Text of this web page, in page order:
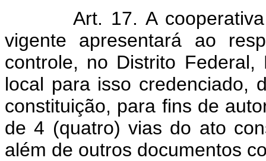
Art. 17. A
vigente apresentará ao
controle, no Distrito
local para isso credenciado,
constituição, para fins de
de 4 (quatro) vias do ato
além de outros documentos